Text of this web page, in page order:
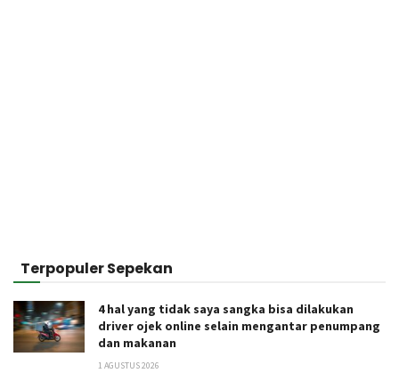
Terpopuler Sepekan
4 hal yang tidak saya sangka bisa dilakukan
driver ojek online selain mengantar penumpang
dan makanan
1 AGUSTUS 2026